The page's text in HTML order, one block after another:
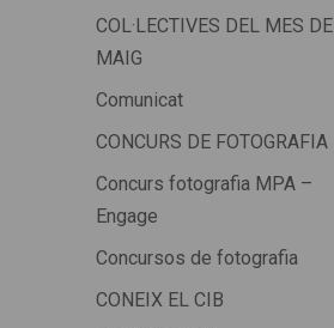
COL·LECTIVES DEL MES DE
MAIG
Comunicat
CONCURS DE FOTOGRAFIA
Concurs fotografia MPA –
Engage
Concursos de fotografia
CONEIX EL CIB